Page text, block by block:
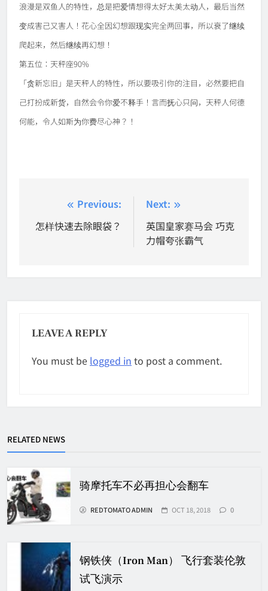
浪漫是双鱼人的特性，总是把爱情想得太好太美太动人，最后当然
变成害己又害人！花心全因幻想跟现实完全两回事，所以衰了继续
爬起来，然后继续再幻想！
第五位：天秤座90%
「贪新忘旧」是天秤人的特性，所以要吸引你的注目，必然要把自
己打扮成新货，自然会令你爱不释手！言而抚心只问，天秤人何德
何能，令人如斯为你费尽心神？！
navigation
Previous:
怎样快速去除眼袋？
Next:
英国皇家赛马会 巧克
力帽夸张霸气
LEAVE A REPLY
You must be logged in to post a comment.
RELATED NEWS
骑摩托车不必再担心会翻车
REDTOMATO ADMIN OCT 18, 2018 0
钢铁侠（Iron Man） 飞行套装伦敦
试飞演示